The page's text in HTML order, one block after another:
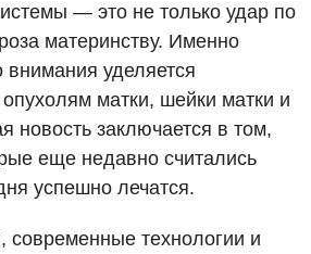
— это не только удар по
материнству. Именно
внимания уделяется
матки, шейки матки и
новость заключается в том,
еще недавно считались
успешно лечатся.
современные технологии и